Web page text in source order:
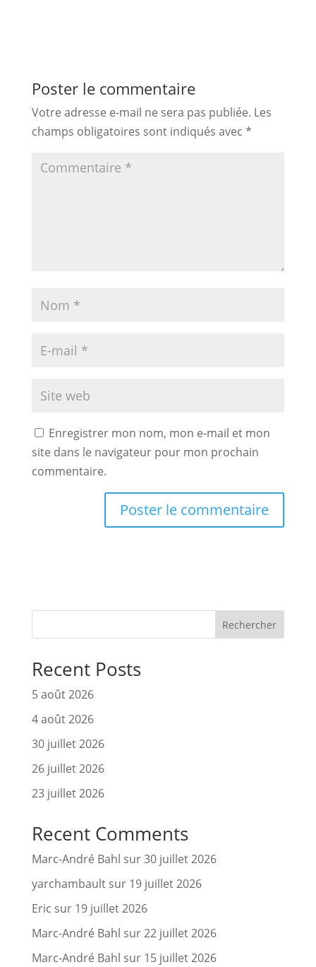
Poster le commentaire
Votre adresse e-mail ne sera pas publiée. Les
champs obligatoires sont indiqués avec *
Enregistrer mon nom, mon e-mail et mon
site dans le navigateur pour mon prochain
commentaire.
Rechercher
Recent Posts
5 août 2026
4 août 2026
30 juillet 2026
26 juillet 2026
23 juillet 2026
Recent Comments
Marc-André Bahl sur30 juillet 2026
yarchambaultsur 19 juillet 2026
Eric sur 19 juillet 2026
Marc-André Bahl sur22 juillet 2026
Marc-André Bahl sur 15 juillet 2026